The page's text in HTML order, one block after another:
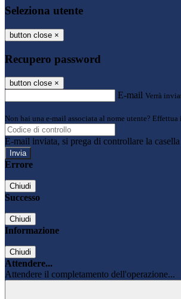
Seleziona utente
button close ×
Recupero password
button close ×
E-mail Verrà
Non hai una e-mail associata al nome utente?
E-mail inviata, si prega di controllare la
Errore
Chiudi
Successo
Chiudi
Informazione
Chiudi
Attendere...
Attendere il completamento dell'operazione...